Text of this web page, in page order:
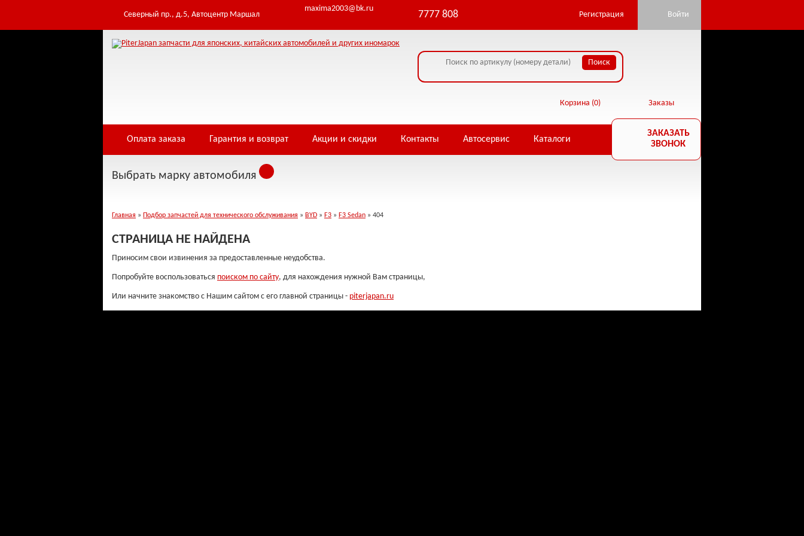
Table 'infowe4f_pjfwds.togen' doesn't exist Warning: Cannot modify header information - headers already sent by (output started at /home/i/infowe4f/piterjapan.ru/public_html/core/database.php:22) in
/home/i/infowe4f/piterjapan.ru/public_html/controllers/404.php on line 3
Северный пр., д.5, Автоцентр Маршал
maxima2003@bk.ru
7777 808 Регистрация Войти
Заказы
Корзина (0)
Оплата заказа Гарантия и возврат Акции и скидки Контакты Автосервис Каталоги
ЗАКАЗАТЬ
ЗВОНОК
Выбрать марку автомобиля
Главная » Подбор запчастей для технического обслуживания » BYD » F3 » F3 Sedan » 404
СТРАНИЦА НЕ НАЙДЕНА
Приносим свои извинения за предоставленные неудобства.
Попробуйте воспользоваться поиском по сайту, для нахождения нужной Вам страницы,
Или начните знакомство с Нашим сайтом с его главной страницы - piterjapan.ru